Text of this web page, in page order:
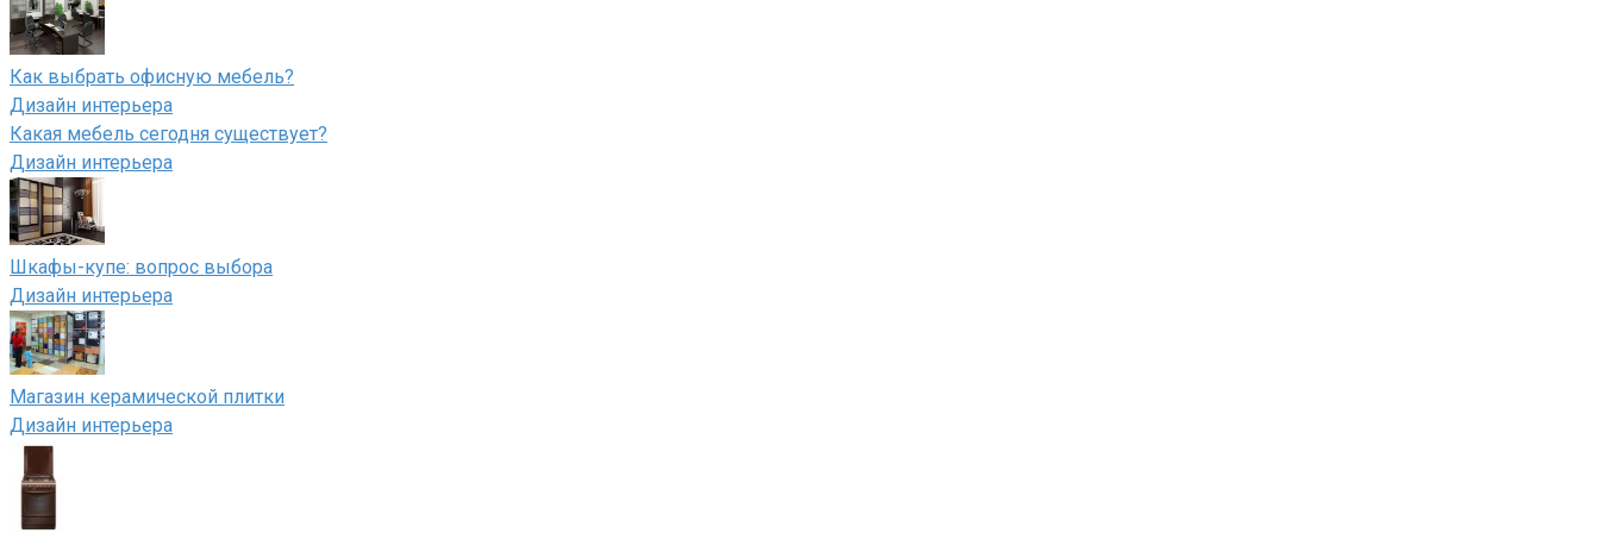
Как выбрать офисную мебель?
Дизайн интерьера
Какая мебель сегодня существует?
Дизайн интерьера
Шкафы-купе: вопрос выбора
Дизайн интерьера
Магазин керамической плитки
Дизайн интерьера